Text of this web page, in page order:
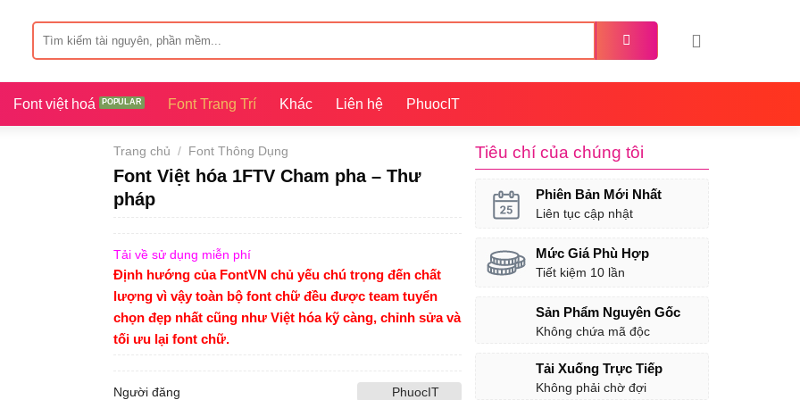
kiếm:
Font việt hoá Font Trang Trí Khác Liên hệ PhuocIT
Trang chủ / Font Thông Dụng
Font Việt hóa 1FTV Cham pha – Thư
pháp
Tải về sử dụng miễn phí
Định hướng của FontVN chủ yếu chú trọng đến chất
lượng vì vậy toàn bộ font chữ đều được team tuyển
chọn đẹp nhất cũng như Việt hóa kỹ càng, chỉnh sửa và
tối ưu lại font chữ.
Người đăng PhuocIT
Tiêu chí của chúng tôi
Phiên Bản Mới Nhất
Liên tục cập nhật
Mức Giá Phù Hợp
Tiết kiệm 10 lần
Sản Phẩm Nguyên Gốc
Không chứa mã độc
Tải Xuống Trực Tiếp
Không phải chờ đợi